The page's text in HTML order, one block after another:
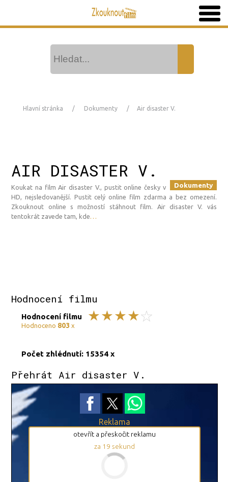
Hlavní stránka Dokumenty Air disaster V.
AIR DISASTER V.
Dokumenty
Koukat na film Air disaster V., pustit online česky v
HD, nejsledovanější. Pustit celý online film zdarma a bez omezení.
Zkouknout online s možností stáhnout film. Air disaster V. vás
tentokrát zavede tam, kde
Hodnocení filmu
Hodnocení filmu
Hodnoceno 803x
Počet zhlédnutí: 15354 x
Přehrát Air disaster V.
Reklama
otevřít a přeskočit reklamu
za 18 sekund